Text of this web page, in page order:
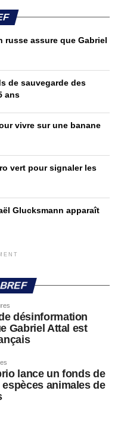
russe assure que Gabriel
de sauvegarde des
ans
vivre sur une banane
vert pour signaler les
Glucksmann apparaît
désinformation
Gabriel Attal est
lance un fonds de
animales de